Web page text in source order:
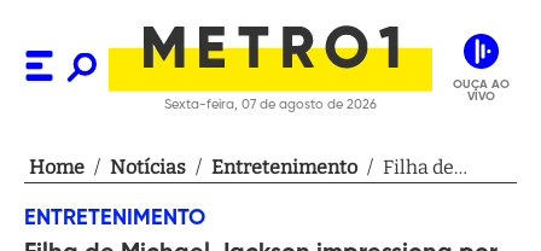
Sexta-feira, 07 de agosto de 2026
OUÇA AO
VIVO
Home / Notícias / Entretenimento / Filha de
ENTRETENIMENTO